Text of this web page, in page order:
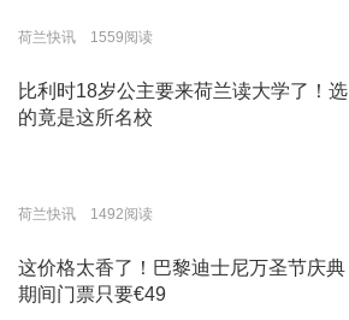
荷兰快讯 1559阅读
比利时18岁公主要来荷兰读大学了！选
的竟是这所名校
荷兰快讯 1492阅读
这价格太香了！巴黎迪士尼万圣节庆典
期间门票只要€49